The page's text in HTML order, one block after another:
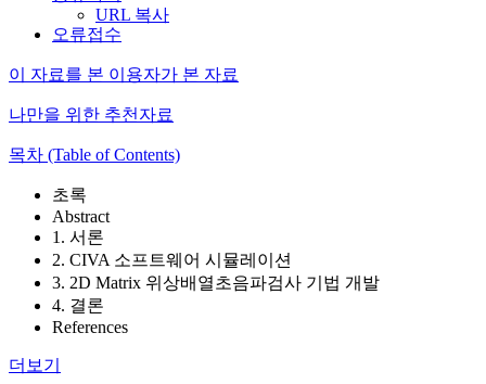
URL 복사
오류접수
이 자료를 본 이용자가 본 자료
나만을 위한 추천자료
목차 (Table of Contents)
초록
Abstract
1. 서론
2. CIVA 소프트웨어 시뮬레이션
3. 2D Matrix 위상배열초음파검사 기법 개발
4. 결론
References
더보기